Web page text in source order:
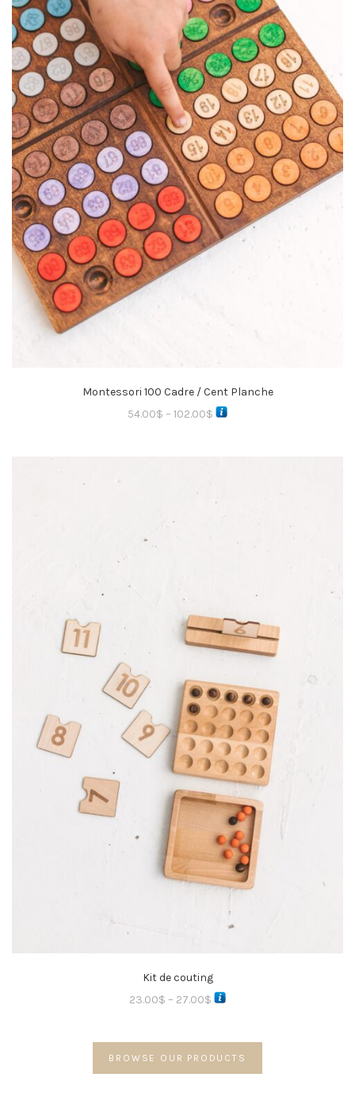
Montessori 100 Cadre / Cent Planche
54.00$ – 102.00$
Kit de couting
23.00$ – 27.00$
BROWSE OUR PRODUCTS